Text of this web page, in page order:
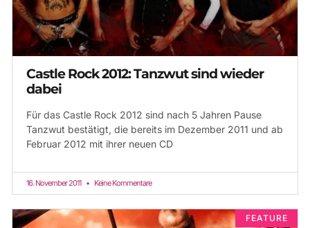
Castle Rock 2012: Tanzwut sind wieder
dabei
Für das Castle Rock 2012 sind nach 5 Jahren Pause
Tanzwut bestätigt, die bereits im Dezember 2011 und ab
Februar 2012 mit ihrer neuen CD
16. November 2011 Keine Kommentare
FEATURE